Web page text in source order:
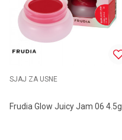
SJAJ ZA USNE
Frudia Glow Juicy Jam 06 4.5g